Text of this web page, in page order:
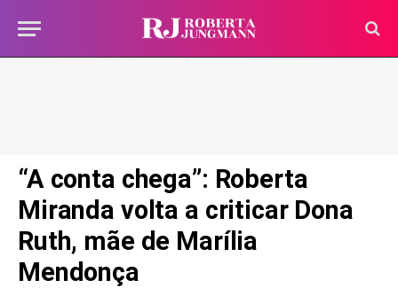
“A conta chega”: Roberta
Miranda volta a criticar Dona
Ruth, mãe de Marília
Mendonça